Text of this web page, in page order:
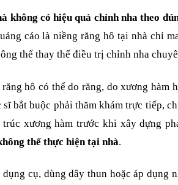
không có hiệu quả chỉnh nha theo
cáo là niềng răng hô tại nhà chỉ
thể thay thế điều trị chỉnh nha
hô có thể do răng, do xương hàm
bắt buộc phải thăm khám trực tiếp,
xương hàm trước khi xây dựng
thể thực hiện tại nhà.
cụ, dùng dây thun hoặc áp dụng